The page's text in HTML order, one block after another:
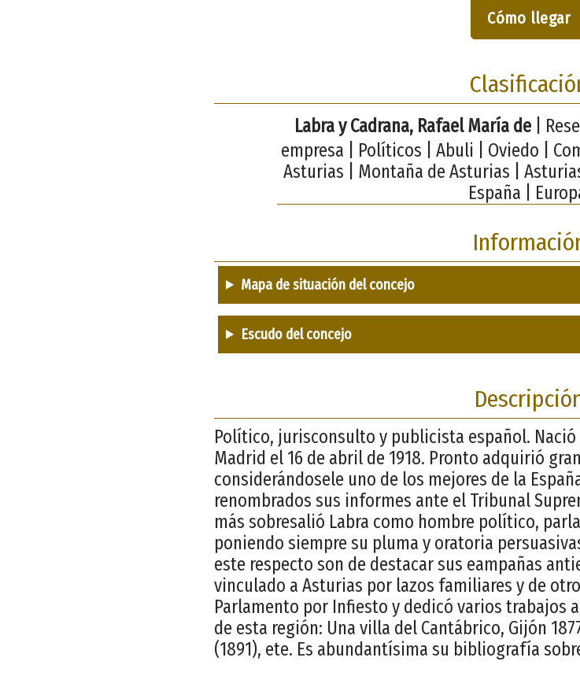
Cómo llegar
Labra y Cadrana, Rafael María de|
empresa | Políticos | Abuli | Oviedo |
Asturias | Montaña de Asturias |
España |
Mapa de situación del concejo
Escudo del concejo
Político, jurisconsulto y publicista español. Nació
Madrid el 16 de abril de 1918. Pronto adquirió
considerándosele uno de los mejores de la
renombrados sus informes ante el Tribunal
más sobresalió Labra como hombre político,
poniendo siempre su pluma y oratoria
este respecto son de destacar sus eampañas
vinculado a Asturias por lazos familiares y de
Parlamento por Infiesto y dedicó varios trabajos
de esta región: Una villa del Cantábrico, Gijón
(1891), ete. Es abundantísima su bibliografía